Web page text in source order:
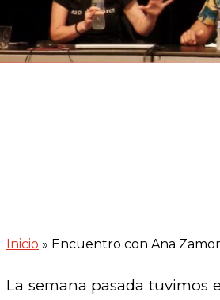
Inicio » Encuentro con Ana
La semana pasada tuvimos